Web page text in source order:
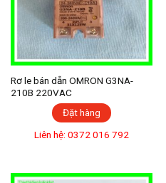
Rơ le bán dẫn OMRON G3NA-
210B 220VAC
Đặt hàng
Liên hệ: 0372 016 792